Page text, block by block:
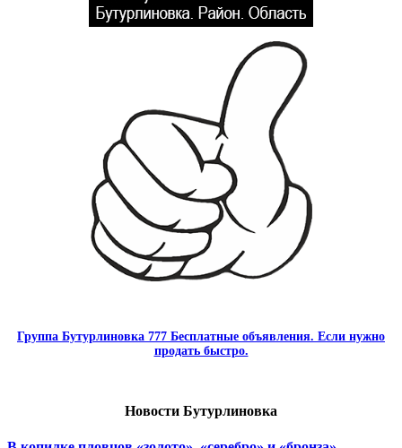
Группа Бутурлиновка 777 Бесплатные объявления. Если нужно
продать быстро.
Новости Бутурлиновка